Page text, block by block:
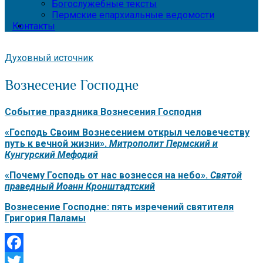
Богослужебные тексты
Пермские епархиальные ведомости
Контакты
Духовный источник
Вознесение Господне
Событие праздника Вознесения Господня
«Господь Своим Вознесением открыл человечеству
путь к вечной жизни». Митрополит Пермский и
Кунгурский Мефодий
«Почему Господь от нас вознесся на небо». Святой
праведный Иоанн Кронштадтский
Вознесение Господне: пять изречений святителя
Григория Паламы